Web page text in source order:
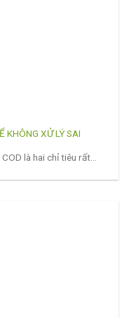
KHÔNG XỬ LÝ SAI
là hai chỉ tiêu rất...